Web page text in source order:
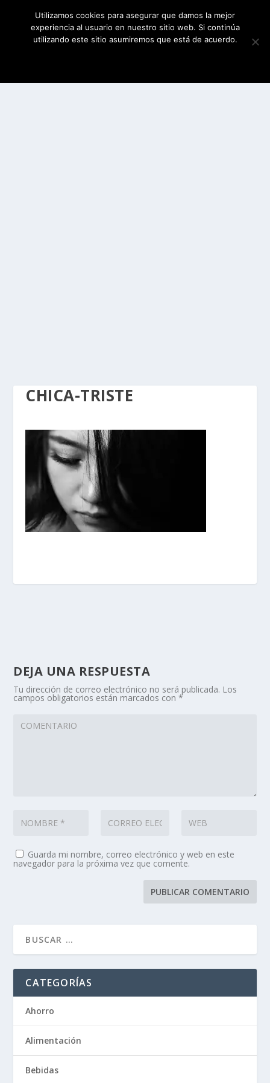
CHICA-TRISTE
DEJA UNA RESPUESTA
Tu dirección de correo electrónico no será publicada. Los
campos obligatorios están marcados con*
Guarda mi nombre, correo electrónico y web en este
navegador para la próxima vez que comente.
CATEGORÍAS
Ahorro
Alimentación
Bebidas
Utilizamos cookies para asegurar que damos la mejor
experiencia al usuario en nuestro sitio web. Si continúa
utilizando este sitio asumiremos que está de acuerdo.